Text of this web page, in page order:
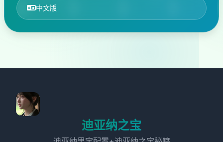
中文版
迪亚纳之宝